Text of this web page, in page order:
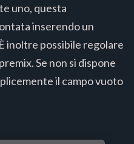
uno, questa
inserendo un
inoltre possibile regolare
Se non si dispone
il campo vuoto